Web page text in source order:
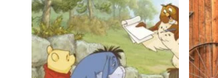
Toevoegen
aan
verlanglijst